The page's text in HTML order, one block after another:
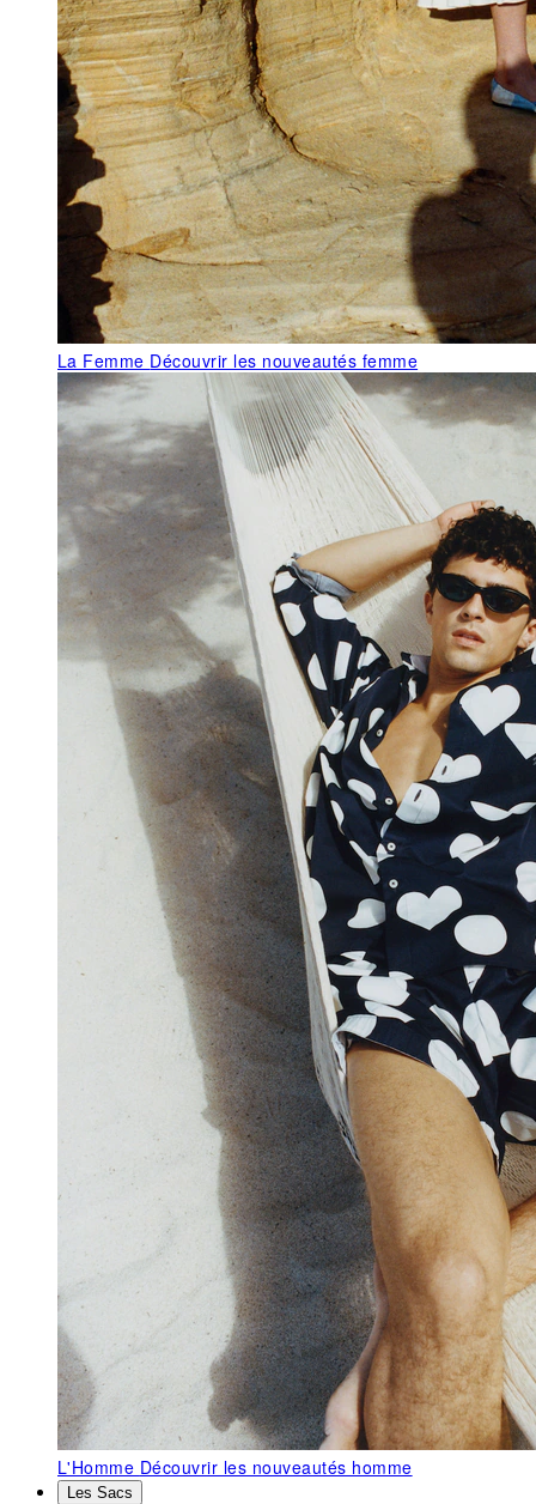
La Femme Découvrir les nouveautés femme
L'Homme Découvrir les nouveautés homme
Les Sacs